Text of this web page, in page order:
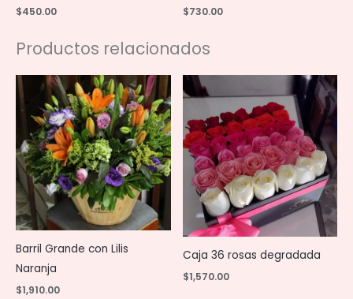
$450.00 $730.00
Productos relacionados
Barril Grande con Lilis
Naranja
$1,910.00
Caja 36 rosas degradada
$1,570.00